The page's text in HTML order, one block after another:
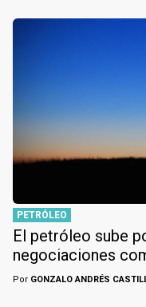
PETRÓLEO
El petróleo sube
negociaciones
Por GONZALO ANDRÉS